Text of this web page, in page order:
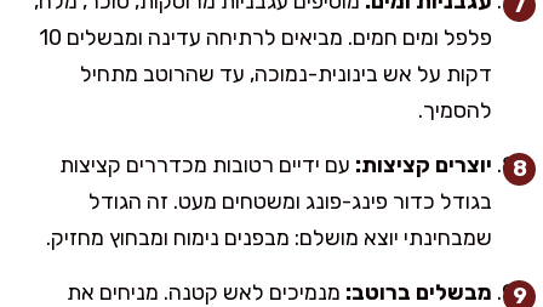
פלפל ומים חמים. מביאים לרתיחה עדינה ומבשלים 10
דקות על אש בינונית-נמוכה, עד שהרוטב מתחיל
להסמיך.
יוצרים קציצות: עם ידיים רטובות מכדררים קציצות
בגודל כדור פינג-פונג ומשטחים מעט. זה הגודל
שמבחינתי יוצא מושלם: מבפנים נימוח ומבחוץ מחזיק.
מבשלים ברוטב: מנמיכים לאש קטנה. מניחים את